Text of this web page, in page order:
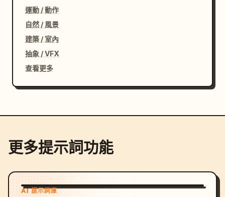
運動 / 動作
自然 / 風景
建築 / 室內
抽象 / VFX
查看更多
更多提示詞功能
AI 提示詞庫